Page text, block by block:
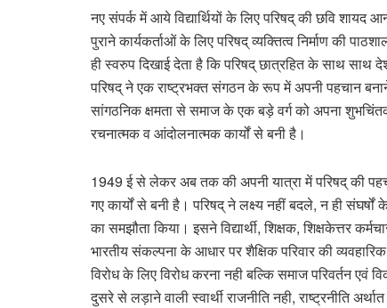
नए संपर्क में आये विद्यार्थियों के लिए परिषद् की छवि
पुराने कार्यकर्ताओं के लिए परिषद् व्यक्तित्व निर्माण की
ही स्वरुप दिखाई देता है कि परिषद् छात्रहित के साथ साथ
परिषद् ने एक राष्ट्रभक्त संगठन के रूप में अपनी पहचान
सांगठनिक क्षमता से समाज के एक बड़े वर्ग को अपना
रचनात्मक व आंदोलनात्मक कार्यों से बनी है।
1949 ई से लेकर अब तक की अपनी यात्रा में परिषद् की
गए कार्यों से बनी है। परिषद् ने लक्ष्य नहीं बदले, न ही
का समझौता किया। इसने विद्यार्थी, शिक्षक, शिक्षकेत्तर
भारतीय संकल्पना के आधार पर शैक्षिक परिवार की
विरोध के लिए विरोध करना नही बल्कि समाज परिवर्तन
दुसरे से लड़ाने वाली स्वार्थी राजनीति नही, राष्ट्रनीति